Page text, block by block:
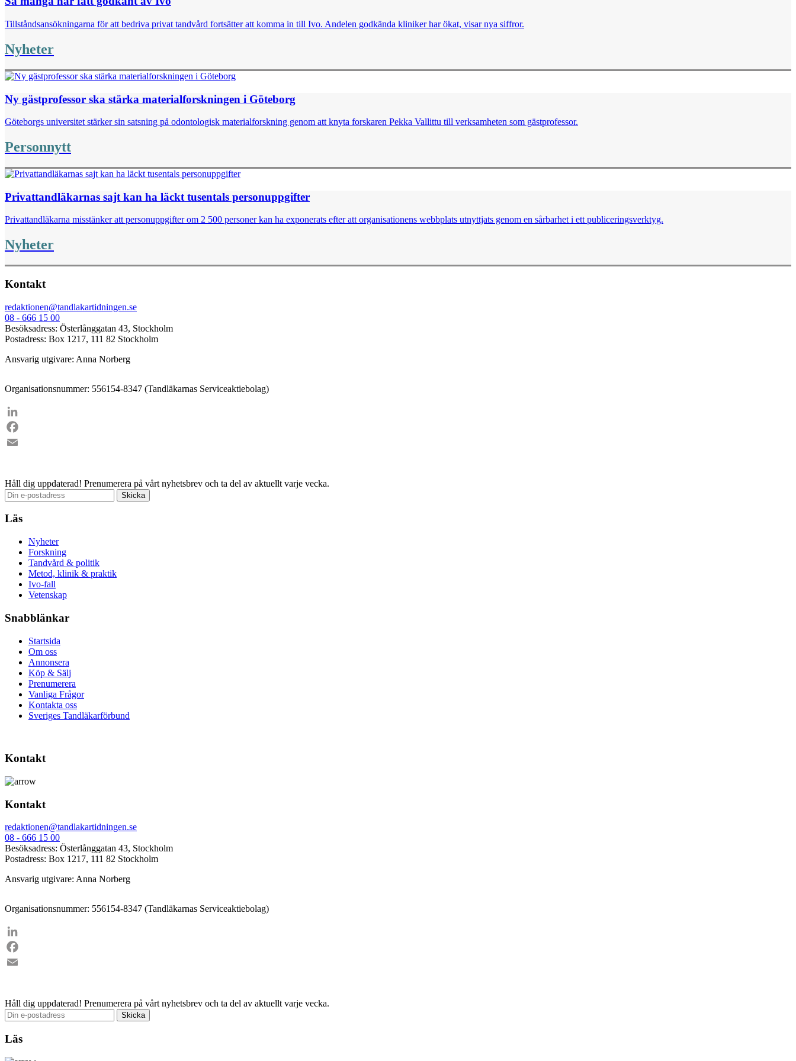
Tillståndsansökningarna för att bedriva privat tandvård fortsätter att komma in till Ivo. Andelen godkända kliniker har ökat, visar nya siffror.
Nyheter
Ny gästprofessor ska stärka materialforskningen i Göteborg
Göteborgs universitet stärker sin satsning på odontologisk materialforskning genom att knyta forskaren Pekka Vallittu till verksamheten som gästprofessor.
Personnytt
Privattandläkarnas sajt kan ha läckt tusentals personuppgifter
Privattandläkarna misstänker att personuppgifter om 2 500 personer kan ha exponerats efter att organisationens webbplats utnyttjats genom en sårbarhet i ett publiceringsverktyg.
Nyheter
Kontakt
redaktionen@tandlakartidningen.se
08 - 666 15 00
Besöksadress: Österlånggatan 43, Stockholm
Postadress: Box 1217, 111 82 Stockholm
Ansvarig utgivare: Anna Norberg
Organisationsnummer: 556154-8347 (Tandläkarnas Serviceaktiebolag)
LinkedIn
Facebook
Håll dig uppdaterad! Prenumerera på vårt nyhetsbrev och ta del av aktuellt varje vecka.
Läs
Nyheter
Forskning
Tandvård & politik
Metod, klinik & praktik
Ivo-fall
Vetenskap
Snabblänkar
Startsida
Om oss
Annonsera
Köp & Sälj
Prenumerera
Vanliga Frågor
Kontakta oss
Sveriges Tandläkarförbund
Kontakt
Kontakt
redaktionen@tandlakartidningen.se
08 - 666 15 00
Besöksadress: Österlånggatan 43, Stockholm
Postadress: Box 1217, 111 82 Stockholm
Ansvarig utgivare: Anna Norberg
Organisationsnummer: 556154-8347 (Tandläkarnas Serviceaktiebolag)
LinkedIn
Facebook
Håll dig uppdaterad! Prenumerera på vårt nyhetsbrev och ta del av aktuellt varje vecka.
Läs